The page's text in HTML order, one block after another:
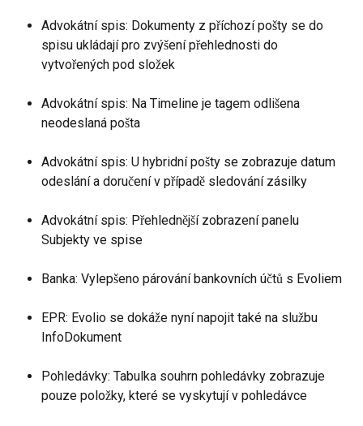
Advokátní spis: Dokumenty z příchozí pošty se do
spisu ukládají pro zvýšení přehlednosti do
vytvořených pod složek
Advokátní spis: Na Timeline je tagem odlišena
neodeslaná pošta
Advokátní spis: U hybridní pošty se zobrazuje datum
odeslání a doručení v případě sledování zásilky
Advokátní spis: Přehlednější zobrazení panelu
Subjekty ve spise
Banka: Vylepšeno párování bankovních účtů s Evoliem
EPR: Evolio se dokáže nyní napojit také na službu
InfoDokument
Pohledávky: Tabulka souhrn pohledávky zobrazuje
pouze položky, které se vyskytují v pohledávce